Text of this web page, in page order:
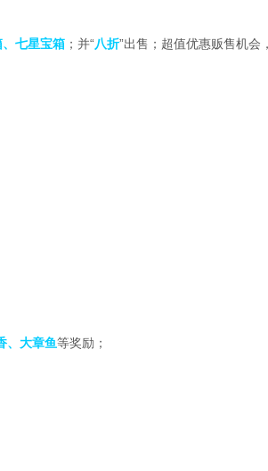
七星宝箱 ；并“八折”出售；超值优惠贩售机会
、大章鱼等奖励；